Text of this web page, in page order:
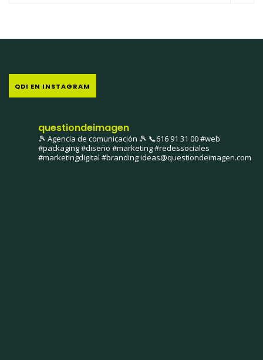
QDI EN INSTAGRAM
questiondeimagen
🎾 Agencia de comunicación 🎾 📞616 91 31 00#web
#packaging #diseño #marketing #redessociales
#marketingdigital #brandingideas@questiondeimagen.com